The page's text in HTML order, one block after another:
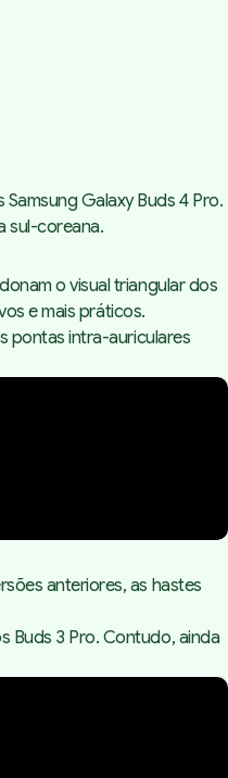
Galaxy Buds 4 Pro.
sul-coreana.
o visual triangular dos
e mais práticos.
pontas intra-auriculares
anteriores, as hastes
Buds 3 Pro. Contudo, ainda